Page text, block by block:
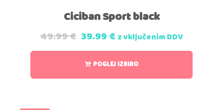
Ciciban Sport black
49.99€ 39.99€ z vključenim DDV
POGLEJ IZBIRO